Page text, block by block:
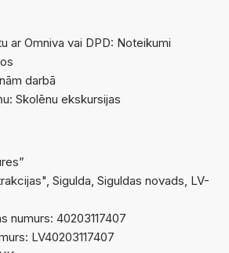
ar Omniva vai DPD: Noteikumi
darbā
Skolēnu ekskursijas
Sigulda, Siguldas novads, LV-
numurs: 40203117407
LV40203117407